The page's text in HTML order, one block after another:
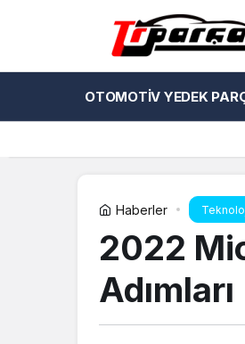
OTOMOTIV YEDEK
Haberler
2022
Adımları